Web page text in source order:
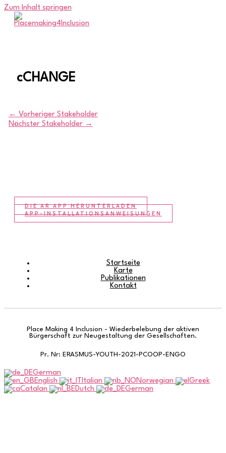
Zum Inhalt springen
cCHANGE
← Vorheriger Stakeholder
Nächster Stakeholder →
DIE AR APP HERUNTERLADEN
APP-INSTALLATIONSANWEISUNGEN
Startseite
Karte
Publikationen
Kontakt
Place Making 4 Inclusion - Wiederbelebung der aktiven
Bürgerschaft zur Neugestaltung der Gesellschaften.
Pr. Nr: ERASMUS-YOUTH-2021-PCOOP-ENGO
German
English
Italian Norwegian
Greek
Catalan
Dutch German